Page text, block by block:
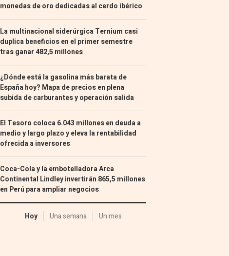
monedas de oro dedicadas al cerdo ibérico
La multinacional siderúrgica Ternium casi
duplica beneficios en el primer semestre
tras ganar 482,5 millones
¿Dónde está la gasolina más barata de
España hoy? Mapa de precios en plena
subida de carburantes y operación salida
El Tesoro coloca 6.043 millones en deuda a
medio y largo plazo y eleva la rentabilidad
ofrecida a inversores
Coca-Cola y la embotelladora Arca
Continental Lindley invertirán 865,5 millones
en Perú para ampliar negocios
Hoy Una semana Un mes